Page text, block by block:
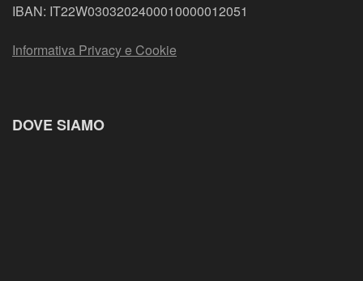
IBAN: IT22W0303202400010000012051
Informativa Privacy e Cookie
DOVE SIAMO